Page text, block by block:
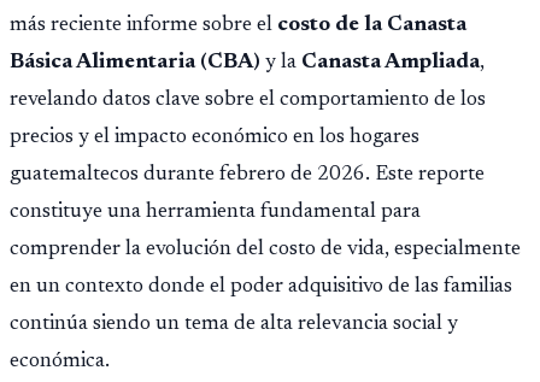
más reciente informe sobre el costo de la Canasta
Básica Alimentaria (CBA) y la Canasta Ampliada,
revelando datos clave sobre el comportamiento de los
precios y el impacto económico en los hogares
guatemaltecos durante febrero de 2026. Este reporte
constituye una herramienta fundamental para
comprender la evolución del costo de vida, especialmente
en un contexto donde el poder adquisitivo de las familias
continúa siendo un tema de alta relevancia social y
económica.